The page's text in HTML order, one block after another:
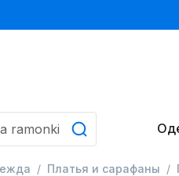
Платья и сарафаны